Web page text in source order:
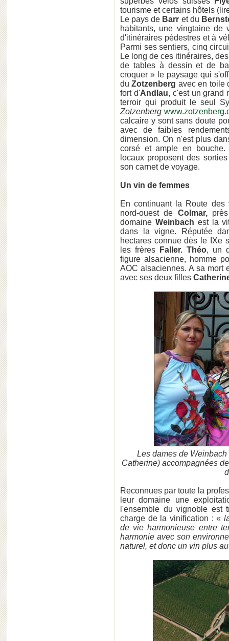
tourisme et certains hôtels
Le pays de Barr et du
habitants, une vingtaine
d'itinéraires pédestres et à
Parmi ses sentiers, cinq
Le long de ces itinéraires,
de tables à dessin et de
croquer » le paysage qui
duZotzenberg avec en toile
fort d'Andlau, c'est un grand
terroir qui produit le seul
Zotzenberg
calcaire y sont sans doute
avec de faibles
dimension. On n'est plus
corsé et ample en bouche.
locaux proposent des
son carnet de voyage.
Un vin de femmes
En continuant la Route
nord-ouest de Colmar,près
domaine Weinbach est la
dans la vigne. Réputée
hectares connue dès le IXe
les frèresFaller. Théo, un
figure alsacienne, homme
AOC alsaciennes. A sa mort
avec ses deux filles
Les dames de
Catherine) accompagnées
Reconnues par toute la
leur domaine une
l'ensemble du vignoble
charge de la vinification : «
de vie harmonieuse entre
harmonie avec son
naturel, et donc un vin plus